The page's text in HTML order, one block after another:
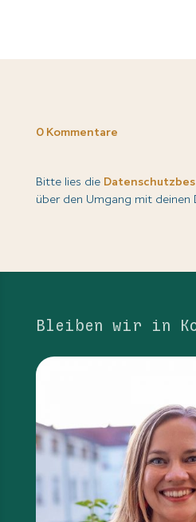
0 Kommentare
Bitte lies die
über den Umgang mit deinen
Bleiben wir in